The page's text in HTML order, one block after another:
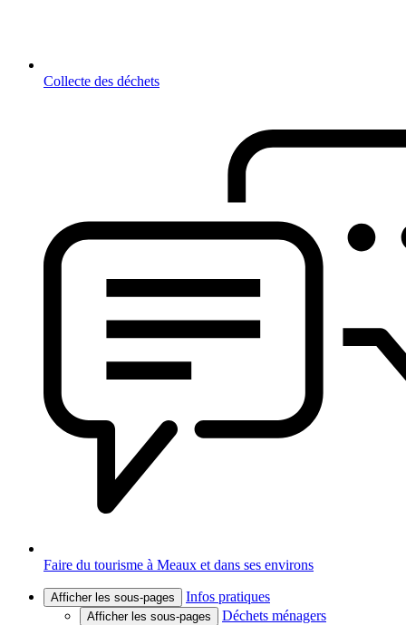
Collecte des déchets
Faire du tourisme à Meaux et dans ses environs
Afficher les sous-pages Infos pratiques
Afficher les sous-pages
Déchets ménagers